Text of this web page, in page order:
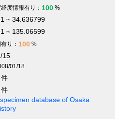
度情報有り： 100 %
~ 34.636799
~ 135.06599
り： 100 %
15
01/18
database of Osaka